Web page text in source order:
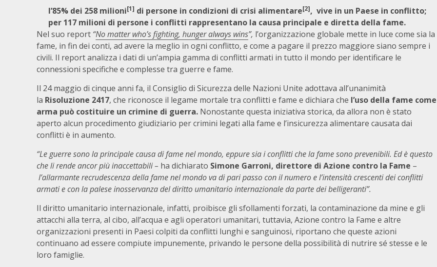
l’85% dei 258 milioni[1] di persone in condizioni di crisi alimentare[2], vive in un Paese in conflitto;
per 117 milioni di persone i conflitti rappresentano la causa principale e diretta della fame.
Nel suo report “No matter who’s fighting, hunger always wins”, l’organizzazione globale mette in luce come sia la
fame, in fin dei conti, ad avere la meglio in ogni conflitto, e come a pagare il prezzo maggiore siano sempre i
civili. Il report analizza i dati di un’ampia gamma di conflitti armati in tutto il mondo per identificare le
connessioni specifiche e complesse tra guerre e fame.
Il 24 maggio di cinque anni fa, il Consiglio di Sicurezza delle Nazioni Unite adottava all’unanimità
la Risoluzione 2417, che riconosce il legame mortale tra conflitti e fame e dichiara che l’uso della fame come
arma può costituire un crimine di guerra. Nonostante questa iniziativa storica, da allora non è stato
aperto alcun procedimento giudiziario per crimini legati alla fame e l’insicurezza alimentare causata dai
conflitti è in aumento.
“Le guerre sono la principale causa di fame nel mondo, eppure sia i conflitti che la fame sono prevenibili. Ed è questo
che li rende ancor più inaccettabili – ha dichiarato Simone Garroni, direttore di Azione contro la Fame –
l’allarmante recrudescenza della fame nel mondo va di pari passo con il numero e l’intensità crescenti dei conflitti
armati e con la palese inosservanza del diritto umanitario internazionale da parte dei belligeranti”.
Il diritto umanitario internazionale, infatti, proibisce gli sfollamenti forzati, la contaminazione da mine e gli
attacchi alla terra, al cibo, all’acqua e agli operatori umanitari, tuttavia, Azione contro la Fame e altre
organizzazioni presenti in Paesi colpiti da conflitti lunghi e sanguinosi, riportano che queste azioni
continuano ad essere compiute impunemente, privando le persone della possibilità di nutrire sé stesse e le
loro famiglie.